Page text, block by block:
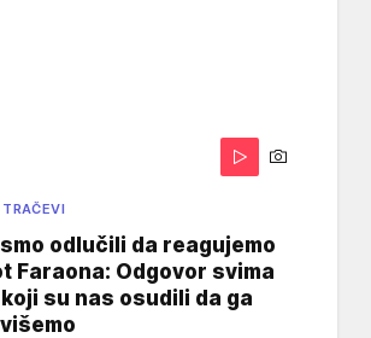
odlučili da reagujemo
Faraona: Odgovor svima
su nas osudili da ga